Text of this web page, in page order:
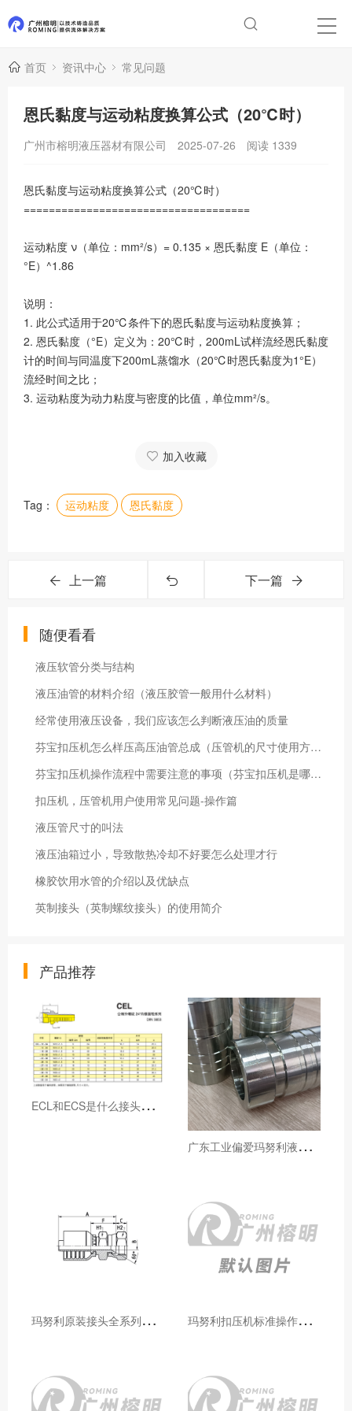
首页 资讯中心 常见问题
恩氏黏度与运动粘度换算公式（20℃时）
广州市榕明液压器材有限公司 2025-07-26 阅读 1339
恩氏黏度与运动粘度换算公式（20℃时）
====================================
运动粘度 ν（单位：mm²/s）= 0.135 × 恩氏黏度 E（单位：
°E）^1.86
说明：
1. 此公式适用于20℃条件下的恩氏黏度与运动粘度换算；
2. 恩氏黏度（°E）定义为：20℃时，200mL试样流经恩氏黏度
计的时间与同温度下200mL蒸馏水（20℃时恩氏黏度为1°E）
流经时间之比；
3. 运动粘度为动力粘度与密度的比值，单位mm²/s。
加入收藏
Tag： 运动粘度 恩氏黏度
上一篇 下一篇
随便看看
液压软管分类与结构
液压油管的材料介绍（液压胶管一般用什么材料）
经常使用液压设备，我们应该怎么判断液压油的质量
芬宝扣压机怎么样压高压油管总成（压管机的尺寸使用方法）
芬宝扣压机操作流程中需要注意的事项（芬宝扣压机是哪个国家的）
扣压机，压管机用户使用常见问题-操作篇
液压管尺寸的叫法
液压油箱过小，导致散热冷却不好要怎么处理才行
橡胶饮用水管的介绍以及优缺点
英制接头（英制螺纹接头）的使用简介
产品推荐
E
CL和ECS是什么接头，用于什么胶管或管件
广
东工业偏爱玛努利液压产品的五大原因（代理深度分析）
玛
努利原装接头全系列型号解析：广州客户选型必备指南 玛
努利扣压机标准操作流程：广州代理手把手教学（新手也能学会）